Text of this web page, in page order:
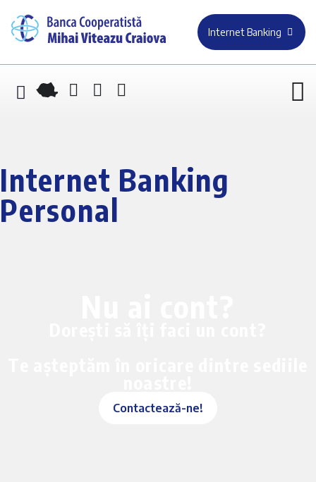
Internet Banking
Internet Banking
Personal
Contactează-ne!